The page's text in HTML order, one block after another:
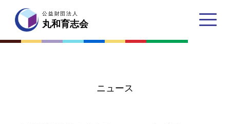
公益財団法人
丸和育志会
公益財団法人
丸和育志会
ニュース